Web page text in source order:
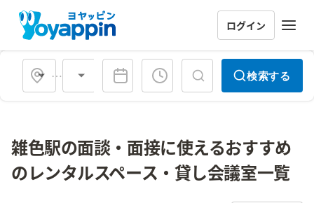
ログイン
会場タイプ 検索する
雑色駅の面談・面接に使えるおすすめ
のレンタルスペース・貸し会議室一覧